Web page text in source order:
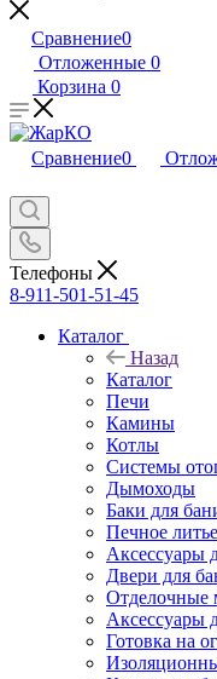
Сравнение0
Отложенные 0
Корзина 0
Сравнение0
Телефоны
8-911-501-51-45
Каталог
Назад
Каталог
Печи
Камины
Котлы
Системы
Дымоходы
Баки для
Печное литье
Аксессуары
Двери для
Отделочные
Аксессуары
Готовка на